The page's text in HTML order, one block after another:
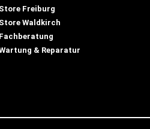
Store Freiburg
Store Waldkirch
Fachberatung
& Reparatur